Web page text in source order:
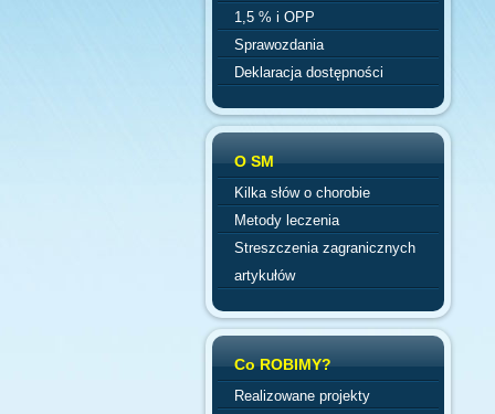
1,5 % i OPP
Sprawozdania
Deklaracja dostępności
O SM
Kilka słów o chorobie
Metody leczenia
Streszczenia zagranicznych
artykułów
Co ROBIMY?
Realizowane projekty